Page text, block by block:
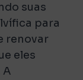
suas
para
renovar
eles
A